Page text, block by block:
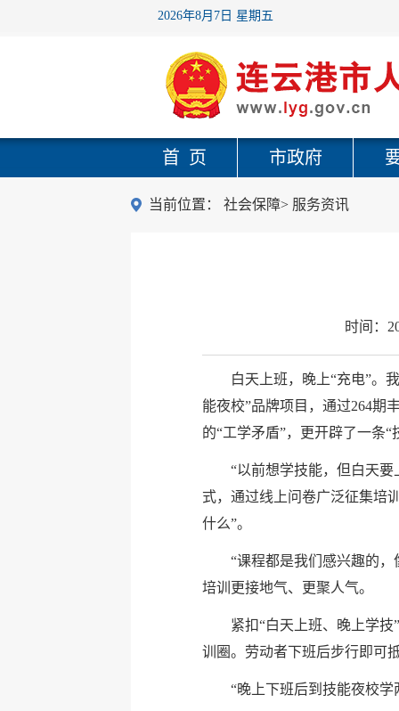
2026年8月7日 星期五
首 页 市政府
当前位置： 社会保障> 服务资讯
时间：
白天上班，晚上“充电”。
能夜校”品牌项目，通过264期
的“工学矛盾”，更开辟了一条
“以前想学技能，但白天
式，通过线上问卷广泛征集培
什么”。
“课程都是我们感兴趣的
培训更接地气、更聚人气。
紧扣“白天上班、晚上学
训圈。劳动者下班后步行即可
“晚上下班后到技能夜校